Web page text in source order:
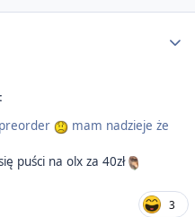
mam nadzieje że
puści na olx za 40zł
3